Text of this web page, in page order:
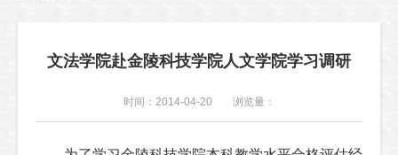
文法学院赴金陵科技学院人文学院学习调研
时间：2014-04-20 浏览量：